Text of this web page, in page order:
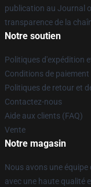
publication au Journal
transparence de la
Notre soutien
Politiques d'expédition
Conditions de paiement
Politiques de retour et
Contactez-nous
Aide aux clients (FAQ)
Vente
Notre magasin
Nous avons une
avec une haute qualité